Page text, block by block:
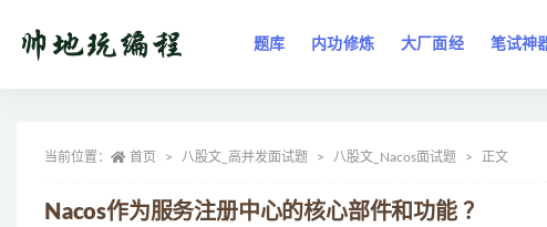
题库 内功修炼 大厂面经 笔试神
当前位置： 首页 八股文_高并发面试题 八股文_Nacos面试题 正文
Nacos作为服务注册中心的核心部件和功能 ？